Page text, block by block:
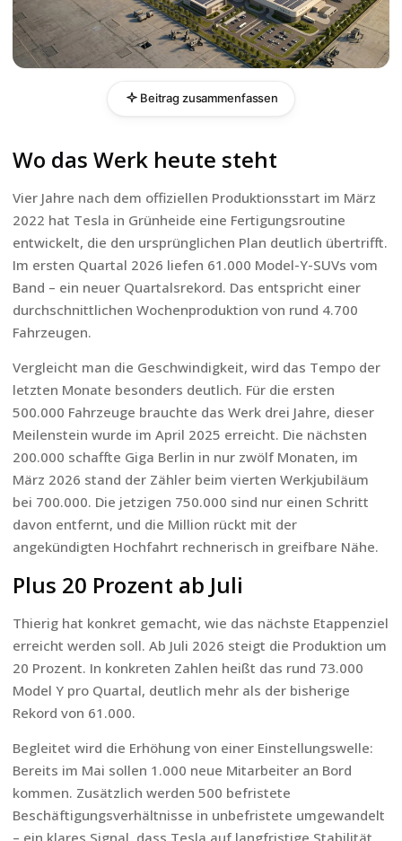
Beitrag zusammenfassen
Wo das Werk heute steht
Vier Jahre nach dem offiziellen Produktionsstart im März
2022 hat Tesla in Grünheide eine Fertigungsroutine
entwickelt, die den ursprünglichen Plan deutlich übertrifft.
Im ersten Quartal 2026 liefen 61.000 Model-Y-SUVs vom
Band – ein neuer Quartalsrekord. Das entspricht einer
durchschnittlichen Wochenproduktion von rund 4.700
Fahrzeugen.
Vergleicht man die Geschwindigkeit, wird das Tempo der
letzten Monate besonders deutlich. Für die ersten
500.000 Fahrzeuge brauchte das Werk drei Jahre, dieser
Meilenstein wurde im April 2025 erreicht. Die nächsten
200.000 schaffte Giga Berlin in nur zwölf Monaten, im
März 2026 stand der Zähler beim vierten Werkjubiläum
bei 700.000. Die jetzigen 750.000 sind nur einen Schritt
davon entfernt, und die Million rückt mit der
angekündigten Hochfahrt rechnerisch in greifbare Nähe.
Plus 20 Prozent ab Juli
Thierig hat konkret gemacht, wie das nächste Etappenziel
erreicht werden soll. Ab Juli 2026 steigt die Produktion um
20 Prozent. In konkreten Zahlen heißt das rund 73.000
Model Y pro Quartal, deutlich mehr als der bisherige
Rekord von 61.000.
Begleitet wird die Erhöhung von einer Einstellungswelle:
Bereits im Mai sollen 1.000 neue Mitarbeiter an Bord
kommen. Zusätzlich werden 500 befristete
Beschäftigungsverhältnisse in unbefristete umgewandelt
– ein klares Signal, dass Tesla auf langfristige Stabilität